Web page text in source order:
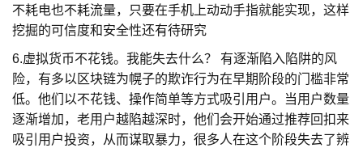
不耗电也不耗流量，只要在手机上动动手指就能实现，这样
挖掘的可信度和安全性还有待研究
6.虚拟货币不花钱。我能失去什么？ 有逐渐陷入陷阱的风
险，有多以区块链为幌子的欺诈行为在早期阶段的门槛非常
低。他们以不花钱、操作简单等方式吸引用户。当用户数量
逐渐增加，老用户越陷越深时，他们会开始通过推荐回扣来
吸引用户投资，从而谋取暴力，很多人在这个阶段失去了辨